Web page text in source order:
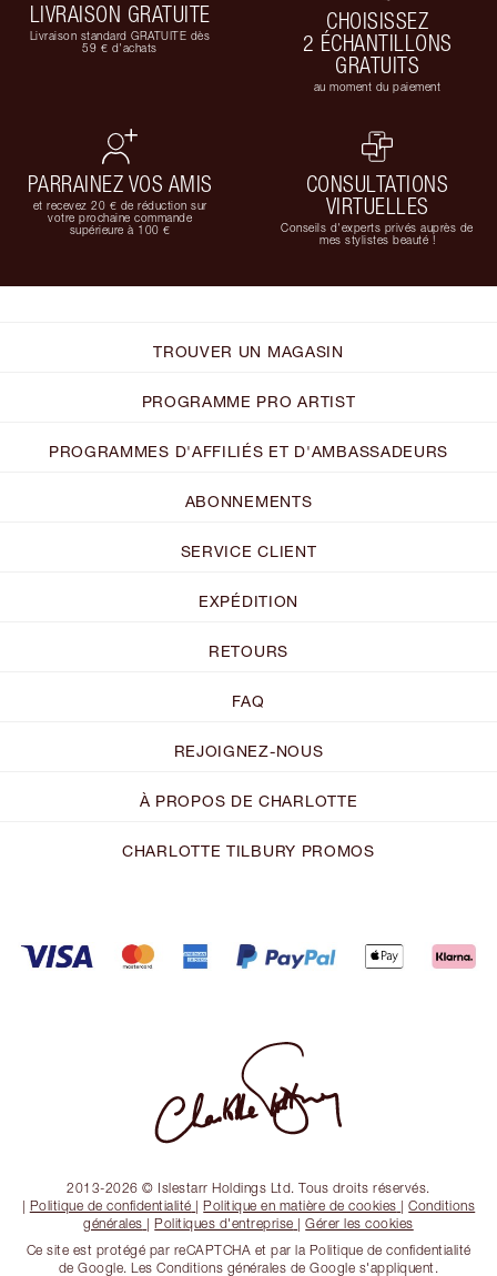
LIVRAISON GRATUITE
Livraison standard GRATUITE dès
59 € d'achats
CHOISISSEZ
2 ÉCHANTILLONS
GRATUITS
au moment du paiement
PARRAINEZ VOS AMIS
et recevez 20 € de réduction sur
votre prochaine commande
supérieure à 100 €
CONSULTATIONS
VIRTUELLES
Conseils d'experts privés auprès de
mes stylistes beauté !
TROUVER UN MAGASIN
PROGRAMME PRO ARTIST
PROGRAMMES D'AFFILIÉS ET D'AMBASSADEURS
ABONNEMENTS
SERVICE CLIENT
EXPÉDITION
RETOURS
FAQ
REJOIGNEZ-NOUS
À PROPOS DE CHARLOTTE
CHARLOTTE TILBURY PROMOS
2013-2026 © Islestarr Holdings Ltd. Tous droits réservés.
| Politique de confidentialité |Politique en matière de cookies |Conditions
générales |Politiques d'entreprise |Gérer les cookies
Ce site est protégé par reCAPTCHA et par la Politique de confidentialité
de Google. Les Conditions générales de Google s'appliquent.